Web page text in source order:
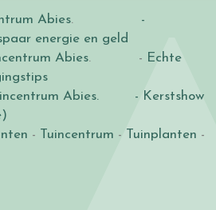
Abies.
-
energie en geld
Abies. - Echte
Abies.
- Kerstshow
- Tuincentrum - Tuinplanten -